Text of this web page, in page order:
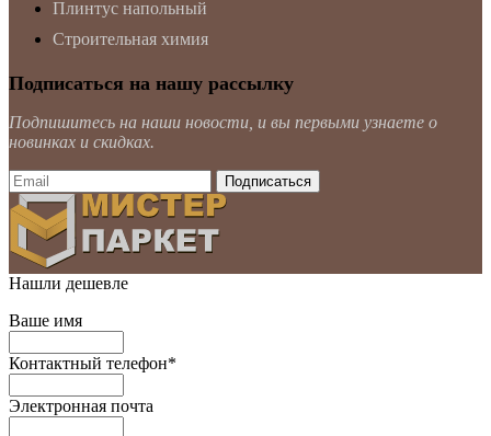
Плинтус напольный
Строительная химия
Подписаться на нашу рассылку
Подпишитесь на наши новости, и вы первыми узнаете о
новинках и скидках.
Нашли дешевле
Ваше имя
Контактный телефон*
Электронная почта